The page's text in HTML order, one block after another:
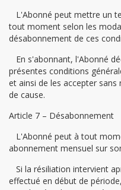
L'Abonné peut mettre un
tout moment selon les
désabonnement de ces
En s'abonnant, l'Abonné
présentes conditions
et ainsi de les accepter
de cause.
Article 7 – Désabonnement
L'Abonné peut à tout
abonnement mensuel sur
Si la résiliation intervient
effectué en début de